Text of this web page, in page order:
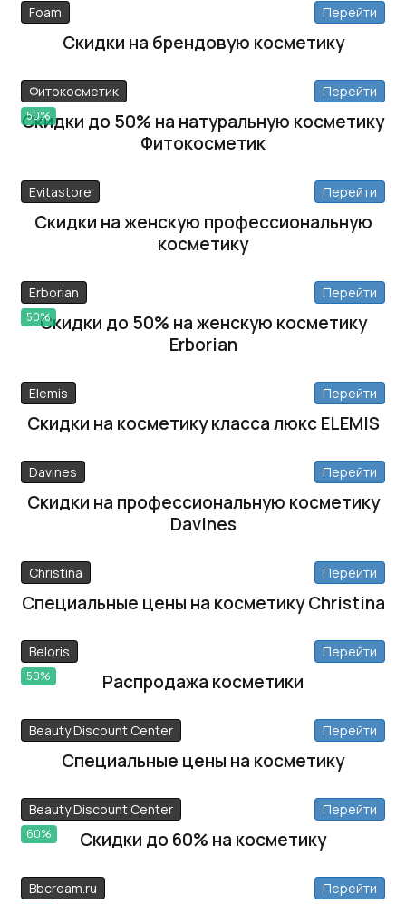
Foam Перейти
Скидки на брендовую косметику
Фитокосметик
50%
Перейти
Скидки до 50% на натуральную косметику
Фитокосметик
Evitastore Перейти
Скидки на женскую профессиональную
косметику
Erborian
50%
Перейти
Скидки до 50% на женскую косметику
Erborian
Elemis Перейти
Скидки на косметику класса люкс ELEMIS
Davines Перейти
Скидки на профессиональную косметику
Davines
Christina Перейти
Специальные цены на косметику Christina
Beloris
50%
Перейти
Распродажа косметики
Beauty Discount Center Перейти
Специальные цены на косметику
Beauty Discount Center
60%
Перейти
Скидки до 60% на косметику
Bbcream.ru Перейти